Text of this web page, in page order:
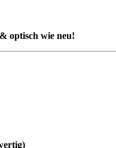
optisch wie neu!